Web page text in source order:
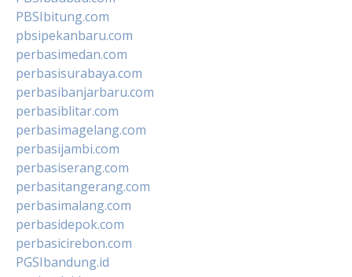
PBSIbitung.com
pbsipekanbaru.com
perbasimedan.com
perbasisurabaya.com
perbasibanjarbaru.com
perbasiblitar.com
perbasimagelang.com
perbasijambi.com
perbasiserang.com
perbasitangerang.com
perbasimalang.com
perbasidepok.com
perbasicirebon.com
PGSIbandung.id